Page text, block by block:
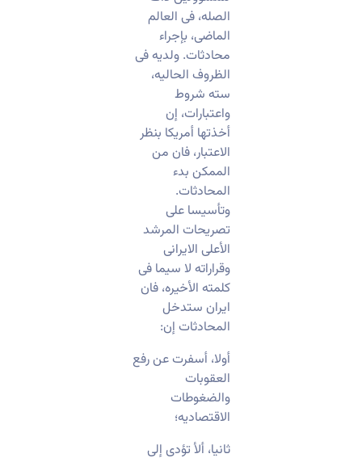
الصله، فی العالم
الماضی، بإجراء
محادثات. ولدیه فی
الظروف الحالیه،
سته شروط
واعتبارات، إن
أخذتها أمریکا بنظر
الاعتبار، فان من
الممکن بدء
المحادثات.
وتأسیسا على
تصریحات المرشد
الأعلى الایرانی
وقراراته لا سیما فی
کلمته الأخیره، فان
ایران ستدخل
المحادثات إن:
‏أولا، أسفرت عن رفع
العقوبات
والضغوطات
الاقتصادیه؛
ثانیا، ألأ تؤدی إلى